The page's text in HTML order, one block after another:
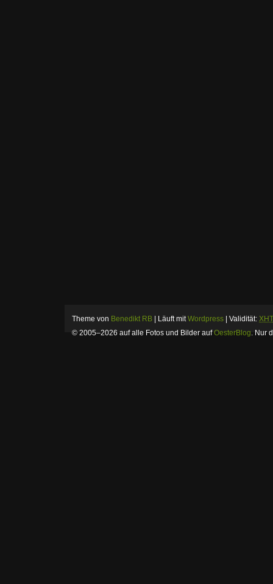
Theme von Benedikt RB | Läuft mitWordpress | Validität:
© 2005–2026 auf alle Fotos und Bilder aufOesterBlog. Nur